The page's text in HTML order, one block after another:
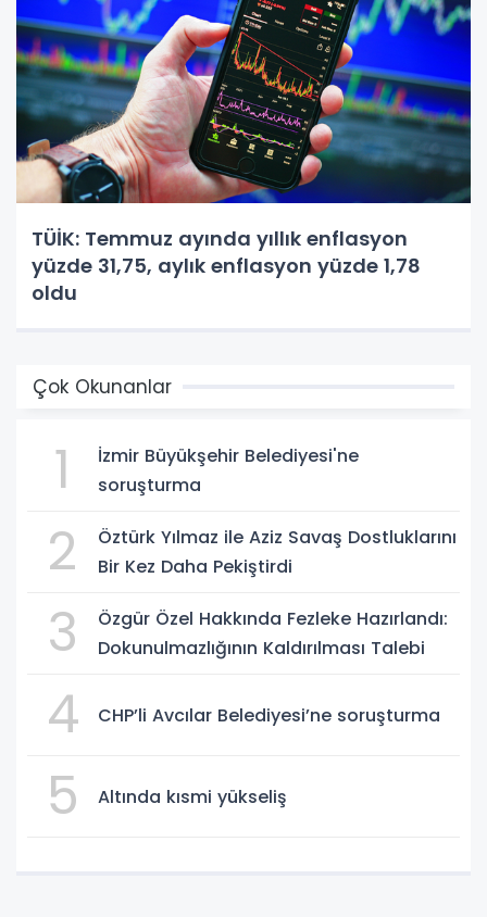
TÜİK: Temmuz ayında yıllık enflasyon
yüzde 31,75, aylık enflasyon yüzde 1,78
oldu
Çok Okunanlar
1
İzmir Büyükşehir Belediyesi'ne
soruşturma
2
Öztürk Yılmaz ile Aziz Savaş Dostluklarını
Bir Kez Daha Pekiştirdi
3
Özgür Özel Hakkında Fezleke Hazırlandı:
Dokunulmazlığının Kaldırılması Talebi
4 CHP’li Avcılar Belediyesi’ne soruşturma
5 Altında kısmi yükseliş